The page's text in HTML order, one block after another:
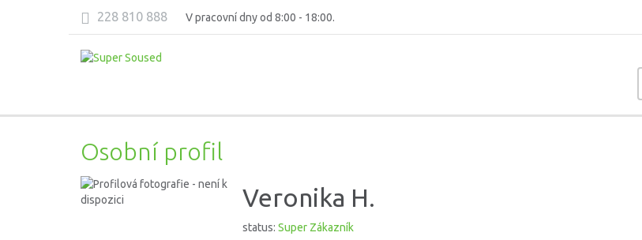
228 810 888 V pracovní dny od 8:00 - 18:00.
Osobní profil
Veronika H.
status: Super Zákazník